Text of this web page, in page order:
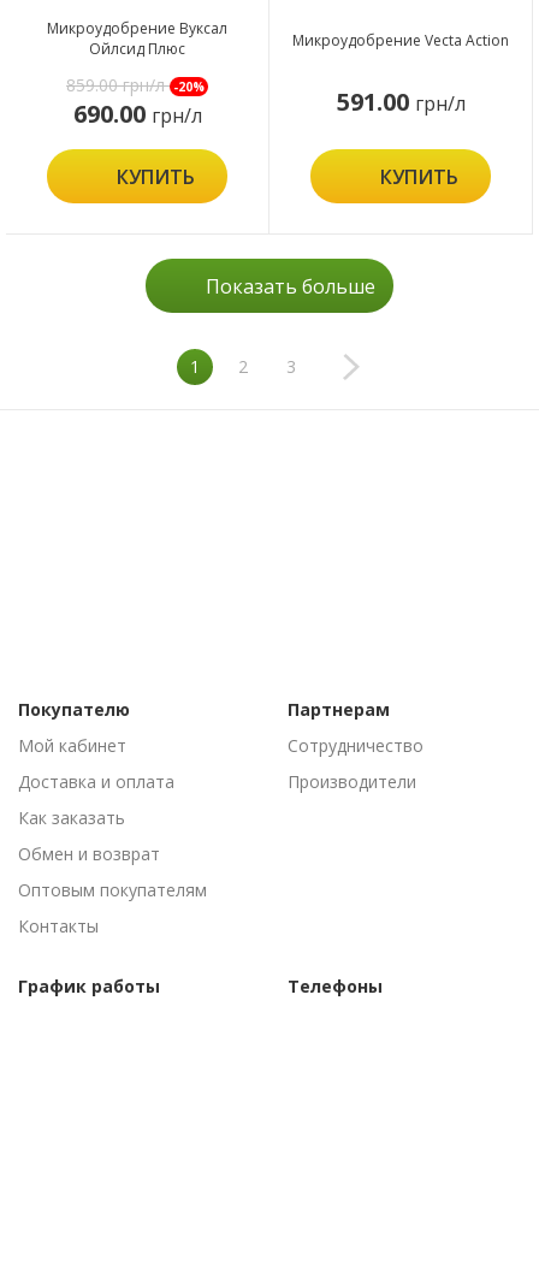
Микроудобрение Вуксал
Ойлсид Плюс
859.00грн/л -20%
690.00 грн/л
КУПИТЬ
Микроудобрение Vecta Action
591.00 грн/л
КУПИТЬ
Показать больше
1 2 3
Покупателю
Мой кабинет
Доставка и оплата
Как заказать
Обмен и возврат
Оптовым покупателям
Контакты
Партнерам
Сотрудничество
Производители
График работы
Телефоны